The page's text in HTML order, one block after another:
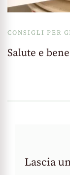
CONSIGLI PER
Salute e
Lascia